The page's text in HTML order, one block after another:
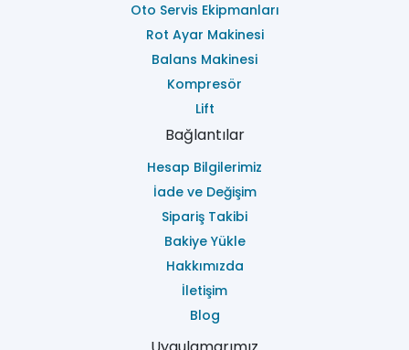
Oto Servis Ekipmanları
Rot Ayar Makinesi
Balans Makinesi
Kompresör
Lift
Bağlantılar
Hesap Bilgilerimiz
İade ve Değişim
Sipariş Takibi
Bakiye Yükle
Hakkımızda
İletişim
Blog